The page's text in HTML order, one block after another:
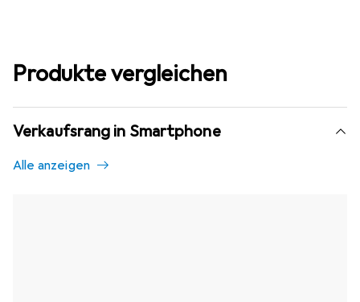
Produkte vergleichen
Verkaufsrang in Smartphone
Alle anzeigen